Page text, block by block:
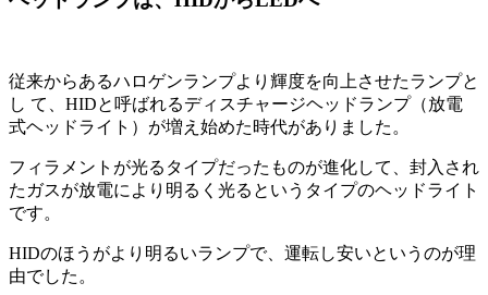
従来からあるハロゲンランプより輝度を向上させたランプと
し て、HIDと呼ばれるディスチャージヘッドランプ（放電
式ヘッドライト）が増え始めた時代がありました。
フィラメントが光るタイプだったものが進化して、封入され
たガスが放電により明るく光るというタイプのヘッドライト
です。
HIDのほうがより明るいランプで、運転し安いというのが理
由でした。